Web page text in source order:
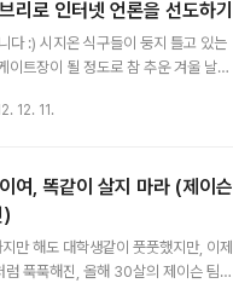
리로 인터넷 언론을 선도하기
다 :) 시지온 식구들이 둥지 틀고 있는
이트장이 될 정도로 참 추운 겨울 날입
을 준비하는 송년회 ! 저희 시지온은
자분들과 고민하는 시간을 갖고 싶었
12월 4일 한국인터넷기자협회와 시
언론의 날'을 준비했습니다. 한국인터
무총장님의 환영 인사로 행사가 시작
에 초대해 주신 장세규 총장님께 다시
12. 11.
여, 똑같이 살지 마라 (제이슨
)
만 해도 대학생같이 풋풋했지만, 이제
럼 푹푹해진, 올해 30살의 제이슨 팀장